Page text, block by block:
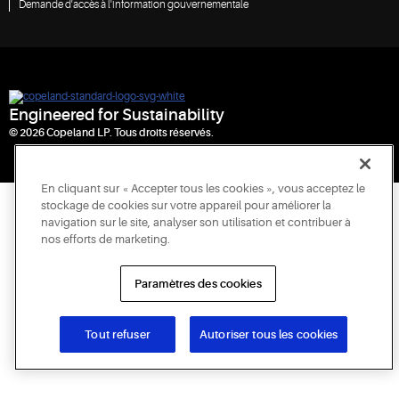
Demande d'accès à l'information gouvernementale
Engineered for Sustainability
© 2026 Copeland LP. Tous droits réservés.
En cliquant sur « Accepter tous les cookies », vous acceptez le
stockage de cookies sur votre appareil pour améliorer la
navigation sur le site, analyser son utilisation et contribuer à
nos efforts de marketing.
Paramètres des cookies
Tout refuser Autoriser tous les cookies